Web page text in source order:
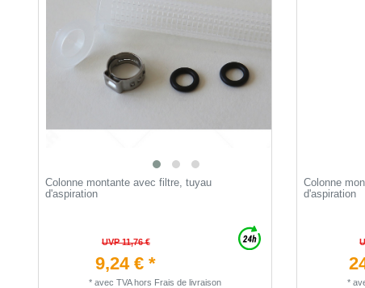
Colonne montante avec filtre, tuyau
d'aspiration
UVP 11,76 €
9,24 € *
* avec TVAhors Frais de livraison
Colonne
d'aspiration
*